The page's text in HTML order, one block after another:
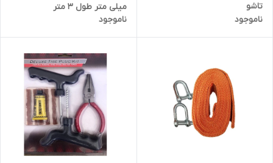
تاشو
ناموجود
میلی متر طول 3 متر
ناموجود